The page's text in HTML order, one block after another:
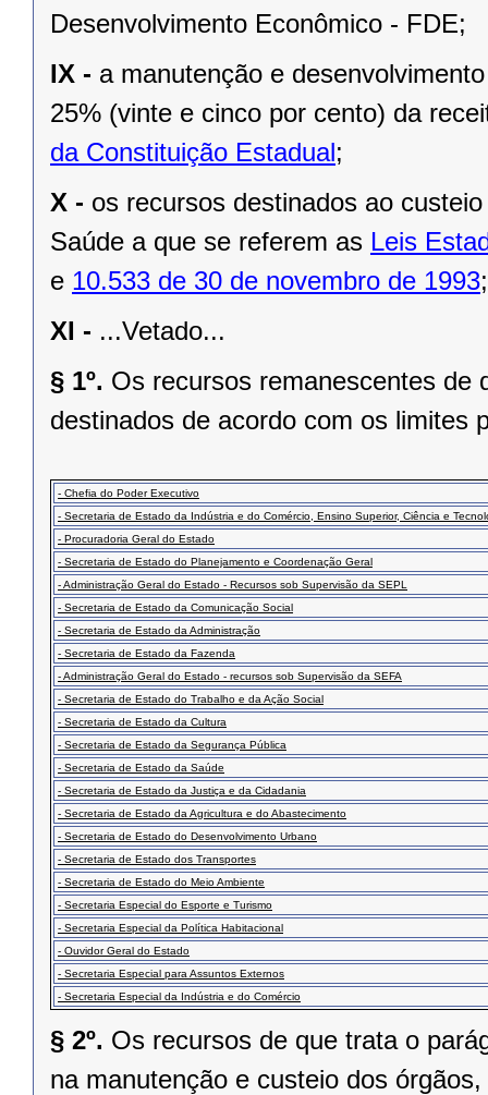
Desenvolvimento Econômico - FDE;
IX - a manutenção e
25% (vinte e cinco por cento) da
da Constituição Estadual;
X - os recursos destinados ao
Saúde a que se referem as Leis
e 10.533 de 30 de novembro de 1993;
XI - ...Vetado...
§ 1º. Os recursos remanescentes de
destinados de acordo com os limites
- Chefia do Poder Executivo
- Secretaria de Estado da Indústria e do Comércio, Ensino Superior, Ciência e
- Procuradoria Geral do Estado
- Secretaria de Estado do Planejamento e Coordenação Geral
- Administração Geral do Estado - Recursos sob Supervisão da SEPL
- Secretaria de Estado da Comunicação Social
- Secretaria de Estado da Administração
- Secretaria de Estado da Fazenda
- Administração Geral do Estado - recursos sob Supervisão da SEFA
- Secretaria de Estado do Trabalho e da Ação Social
- Secretaria de Estado da Cultura
- Secretaria de Estado da Segurança Pública
- Secretaria de Estado da Saúde
- Secretaria de Estado da Justiça e da Cidadania
- Secretaria de Estado da Agricultura e do Abastecimento
- Secretaria de Estado do Desenvolvimento Urbano
- Secretaria de Estado dos Transportes
- Secretaria de Estado do Meio Ambiente
- Secretaria Especial do Esporte e Turismo
- Secretaria Especial da Política Habitacional
- Ouvidor Geral do Estado
- Secretaria Especial para Assuntos Externos
- Secretaria Especial da Indústria e do Comércio
§ 2º. Os recursos de que trata o
na manutenção e custeio dos